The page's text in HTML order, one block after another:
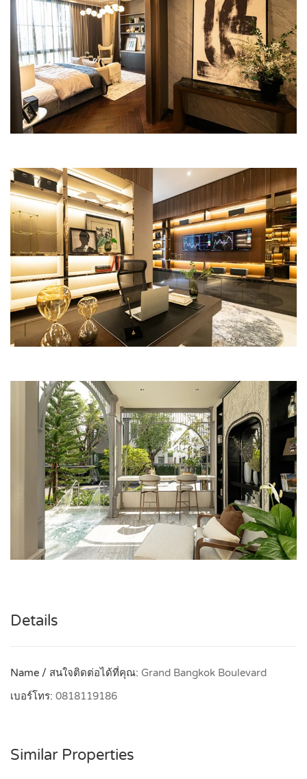
Details
Name / สนใจติดต่อได้ที่คุณ: Grand Bangkok Boulevard
เบอร์โทร: 0818119186
Similar Properties